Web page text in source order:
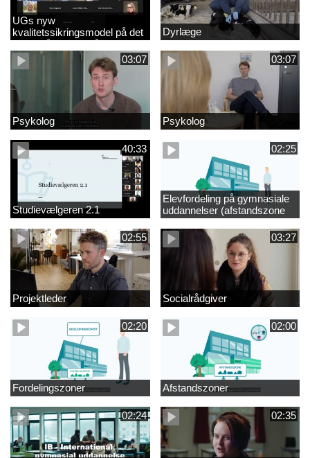
UGs nyw
kvalitetssikringsmodel på det
videregående område
Dyrlæge
03:07
Psykolog
03:07
Psykolog
40:33
Studievælgeren 2.1
02:25
Elevfordeling på gymnasiale
uddannelser (afstandszone
redigeret)
02:55
Projektleder
03:27
Socialrådgiver
02:20
Fordelingszoner
02:00
Afstandszoner
02:24 02:35